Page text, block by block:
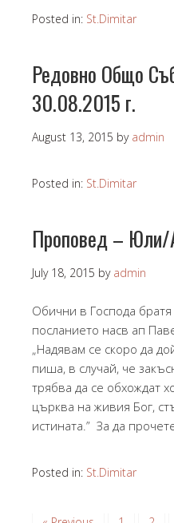
Posted in: St.Dimitar
Редовно Общо
30.08.2015 г.
August 13, 2015 by admin
Posted in: St.Dimitar
Проповед – Юли/
July 18, 2015 by admin
Обични в Господа
посланието насв ап
„Надявам се скоро да
пиша, в случай, че
трябва да се обхождат
църква на живия Бог,
истината.” За да
Posted in: St.Dimitar